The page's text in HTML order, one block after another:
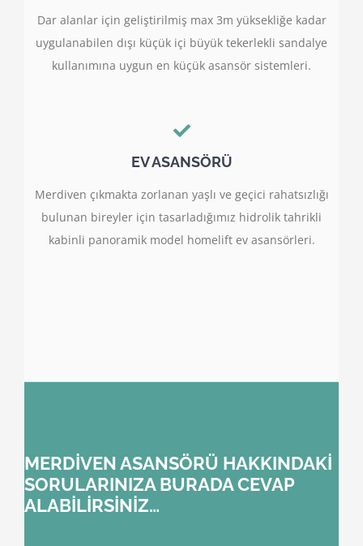
Dar alanlar için geliştirilmiş max 3m yüksekliğe kadar
uygulanabilen dışı küçük içi büyük tekerlekli sandalye
kullanımına uygun en küçük asansör sistemleri.
EV ASANSÖRÜ
Merdiven çıkmakta zorlanan yaşlı ve geçici rahatsızlığı
bulunan bireyler için tasarladığımız hidrolik tahrikli
kabinli panoramik model homelift ev asansörleri.
MERDİVEN ASANSÖRÜ HAKKINDAKİ
SORULARINIZA BURADA CEVAP
ALABİLİRSİNİZ…